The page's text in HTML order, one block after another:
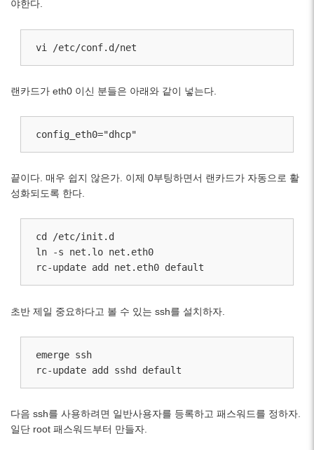
야한다.
vi /etc/conf.d/net
랜카드가 eth0 이신 분들은 아래와 같이 넣는다.
config_eth0="dhcp"
끝이다. 매우 쉽지 않은가. 이제 0부팅하면서 랜카드가 자동으로 활
성화되도록 한다.
cd /etc/init.d
ln -s net.lo net.eth0
rc-update add net.eth0 default
초반 제일 중요하다고 볼 수 있는 ssh를 설치하자.
emerge ssh
rc-update add sshd default
다음 ssh를 사용하려면 일반사용자를 등록하고 패스워드를 정하자.
일단 root 패스워드부터 만들자.